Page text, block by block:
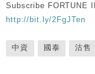
Subscribe FORTUNE
http://bit.ly/2FgJTen
中資 國泰 沽售